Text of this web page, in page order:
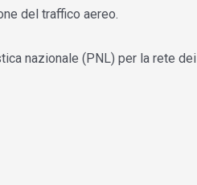
del traffico aereo.
nazionale (PNL) per la rete dei